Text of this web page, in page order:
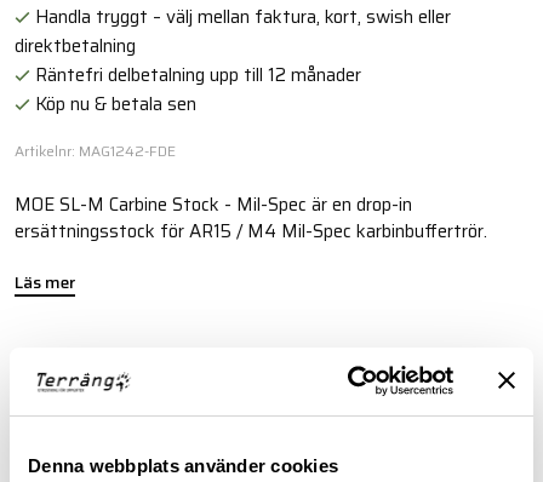
Denna webbplats använder cookies
Handla tryggt – välj mellan faktura, kort, swish eller
direktbetalning
Räntefri delbetalning upp till 12 månader
Köp nu & betala sen
Artikelnr: MAG1242-FDE
MOE SL-M Carbine Stock - Mil-Spec är en drop-in
ersättningsstock för AR15 / M4 Mil-Spec karbinbuffertrör.
Läs mer